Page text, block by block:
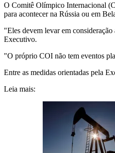
O Comitê Olímpico Internacional
para acontecer na Rússia ou em
"Eles devem levar em
Executivo.
"O próprio COI não tem eventos
Entre as medidas orientadas pela
Leia mais: